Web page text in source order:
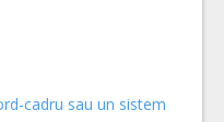
cadru sau un sistem